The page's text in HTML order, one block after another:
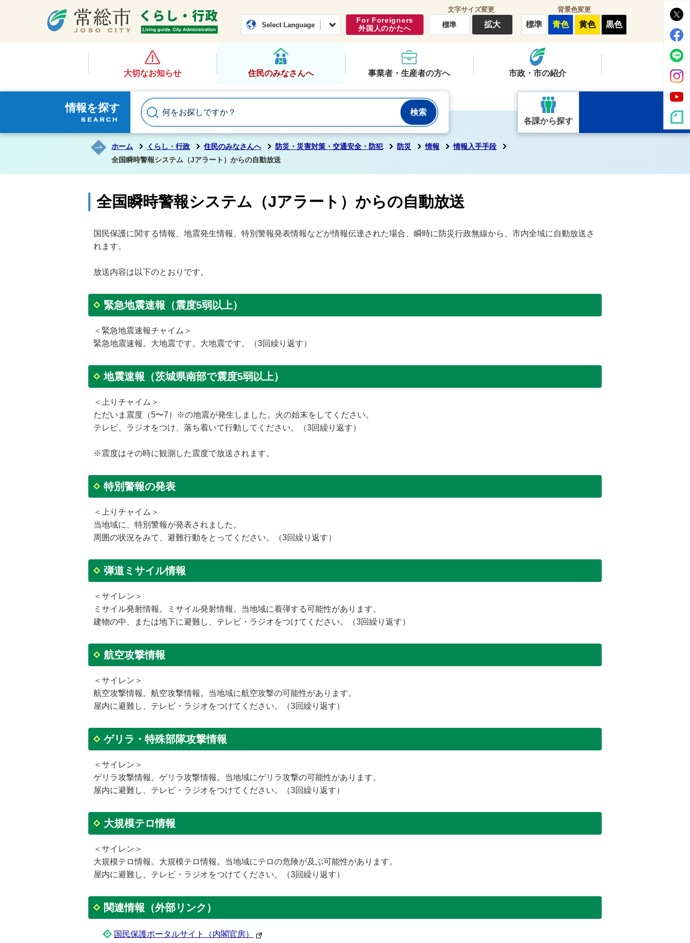
常総市公式ホームページくらし・行政
Select Language
For Foreigners
外国人のかたへ
文字サイズ変更
標準 拡大
背景色変更
標準 青色 黄色 黒色
大切なお知らせ 住民のみなさんへ 事業者・生産者の方へ 市政・市の紹介
情報を探す
各課から探す
ホーム くらし・行政 住民のみなさんへ 防災・災害対策・交通安全・防犯 防災 情報
情報入手手段
全国瞬時警報システム（Jアラート）からの自動放送
全国瞬時警報システム（Jアラート）からの自動放送
国民保護に関する情報、地震発生情報、特別警報発表情報などが情報伝達された場合、瞬時に防災行政無線から、市内全域に自動放送さ
れます。
放送内容は以下のとおりです。
緊急地震速報（震度5弱以上）
＜緊急地震速報チャイム＞
緊急地震速報。大地震です。大地震です。（3回繰り返す）
地震速報（茨城県南部で震度5弱以上）
＜上りチャイム＞
ただいま震度（5〜7）※の地震が発生しました。火の始末をしてください。
テレビ、ラジオをつけ、落ち着いて行動してください。（3回繰り返す）
※震度はその時に観測した震度で放送されます。
特別警報の発表
＜上りチャイム＞
当地域に、特別警報が発表されました。
周囲の状況をみて、避難行動をとってください。（3回繰り返す）
弾道ミサイル情報
＜サイレン＞
ミサイル発射情報。ミサイル発射情報。当地域に着弾する可能性があります。
建物の中、または地下に避難し、テレビ・ラジオをつけてください。（3回繰り返す）
航空攻撃情報
＜サイレン＞
航空攻撃情報。航空攻撃情報。当地域に航空攻撃の可能性があります。
屋内に避難し、テレビ・ラジオをつけてください。（3回繰り返す）
ゲリラ・特殊部隊攻撃情報
＜サイレン＞
ゲリラ攻撃情報。ゲリラ攻撃情報。当地域にゲリラ攻撃の可能性があります。
屋内に避難し、テレビ・ラジオをつけてください。（3回繰り返す）
大規模テロ情報
＜サイレン＞
大規模テロ情報。大規模テロ情報。当地域にテロの危険が及ぶ可能性があります。
屋内に避難し、テレビ・ラジオをつけてください。（3回繰り返す）
関連情報（外部リンク）
国民保護ポータルサイト（内閣官房）